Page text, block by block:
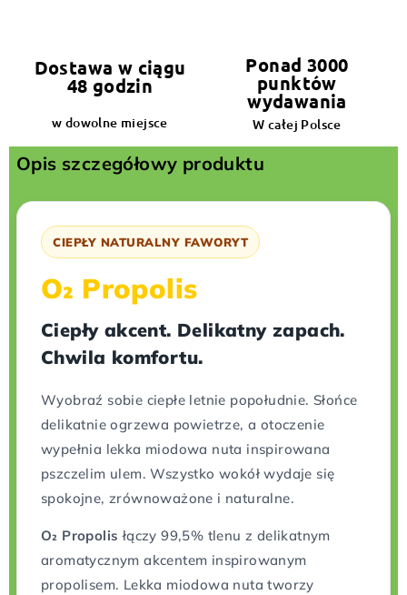
Dostawa w ciągu
48 godzin
w dowolne miejsce
Ponad 3000
punktów
wydawania
W całej Polsce
Opis szczegółowy produktu
CIEPŁY NATURALNY FAWORYT
O₂ Propolis
Ciepły akcent. Delikatny zapach.
Chwila komfortu.
Wyobraź sobie ciepłe letnie popołudnie. Słońce
delikatnie ogrzewa powietrze, a otoczenie
wypełnia lekka miodowa nuta inspirowana
pszczelim ulem. Wszystko wokół wydaje się
spokojne, zrównoważone i naturalne.
O₂ Propolis łączy 99,5% tlenu z delikatnym
aromatycznym akcentem inspirowanym
propolisem. Lekka miodowa nuta tworzy